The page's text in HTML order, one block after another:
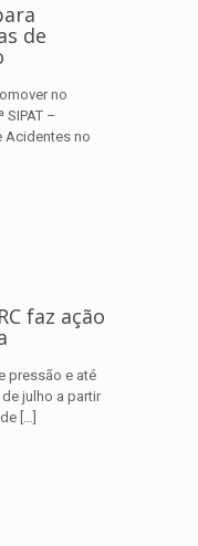
de
no
SIPAT –
Acidentes no
faz ação
pressão e até
julho a partir
[…]